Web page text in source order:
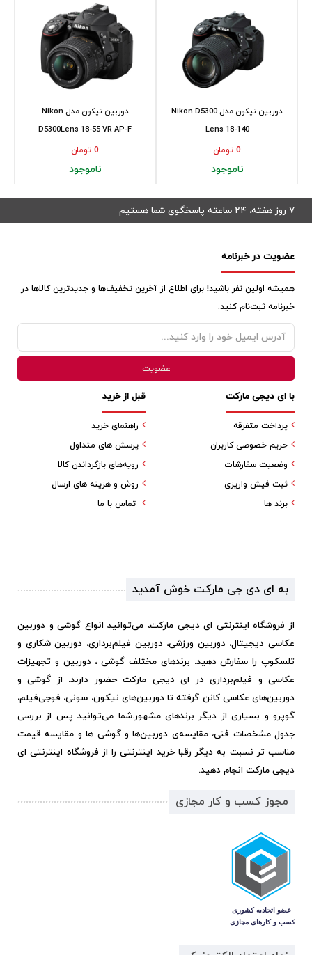
دوربین نیکون مدل Nikon
D5300Lens 18-55 VR AP-F
0 تومان
ناموجود
دوربین نیکون مدل Nikon D5300
Lens 18-140
0 تومان
ناموجود
۷ روز هفته، ۲۴ ساعته پاسخگوی شما هستیم
عضویت در خبرنامه
همیشه اولین نفر باشید! برای اطلاع از آخرین تخفیف‌ها و جدیدترین کالاها در
خبرنامه ثبت‌نام کنید.
قبل از خرید
راهنمای خرید
پرسش های متداول
رویه‌های بازگرداندن کالا
روش و هزینه های ارسال
تماس با ما
با ای دیجی مارکت
پرداخت متفرقه
حریم خصوصی کاربران
وضعیت سفارشات
ثبت فیش واریزی
برند ها
به ای دی جی مارکت خوش آمدید
از فروشگاه اینترنتی ای دیجی مارکت، می‌توانید انواع گوشی و دوربین
عکاسی دیجیتال، دوربین ورزشی، دوربین فیلم‌برداری، دوربین شکاری و
تلسکوپ را سفارش دهید. برندهای مختلف گوشی ، دوربین و تجهیزات
عکاسی و فیلم‌برداری در ای دیجی مارکت حضور دارند. از گوشی و
دوربین‌های عکاسی کانن گرفته تا دوربین‌های نیکون، سونی، فوجی‌فیلم،
گوپرو و بسیاری از دیگر برندهای مشهور.شما می‌توانید پس از بررسی
جدول مشخصات فنی، مقایسه‌ی دوربین‌ها و گوشی ها و مقایسه قیمت
مناسب تر نسبت به دیگر رقبا خرید اینترنتی را از فروشگاه اینترنتی ای
دیجی مارکت انجام دهید.
مجوز کسب و کار مجازی